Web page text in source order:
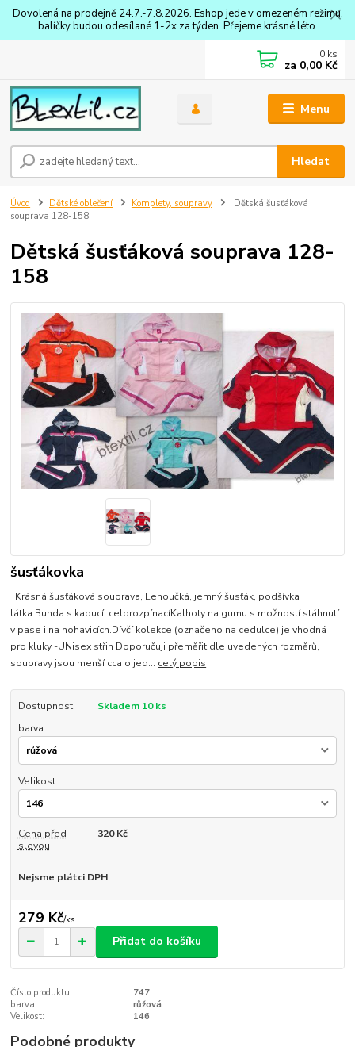
Dovolená na prodejně 24.7.-7.8.2026. Eshop jede v omezeném režimu,
balíčky budou odesílané 1-2x za týden. Přejeme krásné léto.
Menu
Hledat
0 ks
za 0,00 Kč
Úvod Dětské oblečení Komplety, soupravy
Dětská šusťáková
souprava 128-158
Dětská šusťáková souprava 128-
158
šusťákovka
Krásná šusťáková souprava, Lehoučká, jemný šusťák, podšívka
látka.Bunda s kapucí, celorozpínacíKalhoty na gumu s možností stáhnutí
v pase i na nohavicích.Dívčí kolekce (označeno na cedulce) je vhodná i
pro kluky -UNisex střih Doporučuji přeměřit dle uvedených rozměrů,
soupravy jsou menší cca o jed... celý popis
Dostupnost
Skladem 10 ks
barva.
Velikost
Cena před
slevou
320 Kč
Nejsme plátci DPH
279 Kč/ks
Přidat do košíku
Číslo produktu:
747
barva.:
růžová
Velikost:
146
Podobné produkty